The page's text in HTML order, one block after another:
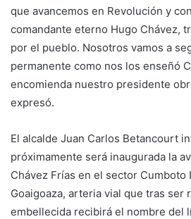
que avancemos en Revolución y
comandante eterno Hugo Chávez,
por el pueblo. Nosotros vamos a
permanente como nos los enseñó
encomienda nuestro presidente
expresó.
El alcalde Juan Carlos Betancourt
próximamente será inaugurada la
Chávez Frías en el sector Cumboto
Goaigoaza, arteria vial que tras ser
embellecida recibirá el nombre del